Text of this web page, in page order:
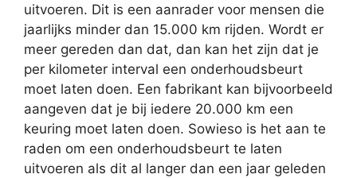
uitvoeren. Dit is een aanrader voor mensen die
jaarlijks minder dan 15.000 km rijden. Wordt er
meer gereden dan dat, dan kan het zijn dat je
per kilometer interval een onderhoudsbeurt
moet laten doen. Een fabrikant kan bijvoorbeeld
aangeven dat je bij iedere 20.000 km een
keuring moet laten doen. Sowieso is het aan te
raden om een onderhoudsbeurt te laten
uitvoeren als dit al langer dan een jaar geleden